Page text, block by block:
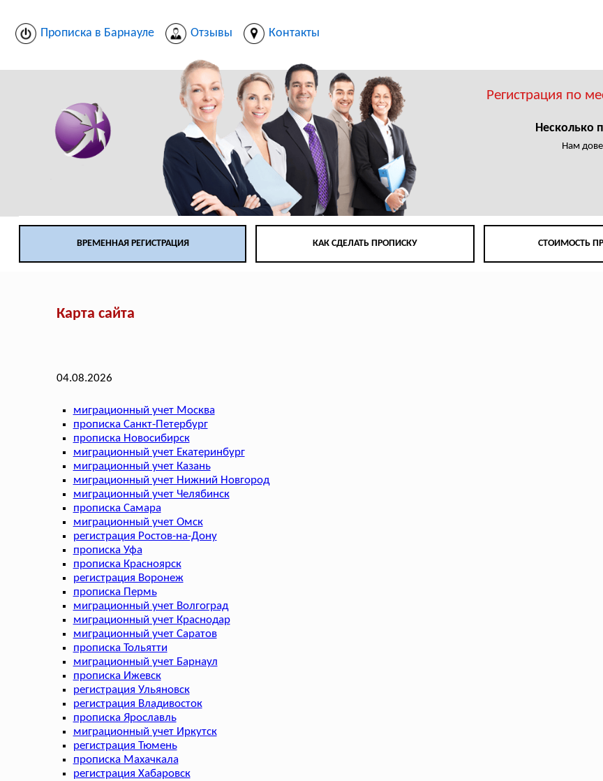
Прописка в Барнауле Отзывы Контакты
Регистрация по
Несколько
Нам
ВРЕМЕННАЯ РЕГИСТРАЦИЯ КАК СДЕЛАТЬ ПРОПИСКУ СТОИМОСТЬ
Карта сайта
04.08.2026
миграционный учет Москва
прописка Санкт-Петербург
прописка Новосибирск
миграционный учет Екатеринбург
миграционный учет Казань
миграционный учет Нижний Новгород
миграционный учет Челябинск
прописка Самара
миграционный учет Омск
регистрация Ростов-на-Дону
прописка Уфа
прописка Красноярск
регистрация Воронеж
прописка Пермь
миграционный учет Волгоград
миграционный учет Краснодар
миграционный учет Саратов
прописка Тольятти
миграционный учет Барнаул
прописка Ижевск
регистрация Ульяновск
регистрация Владивосток
прописка Ярославль
миграционный учет Иркутск
регистрация Тюмень
прописка Махачкала
регистрация Хабаровск